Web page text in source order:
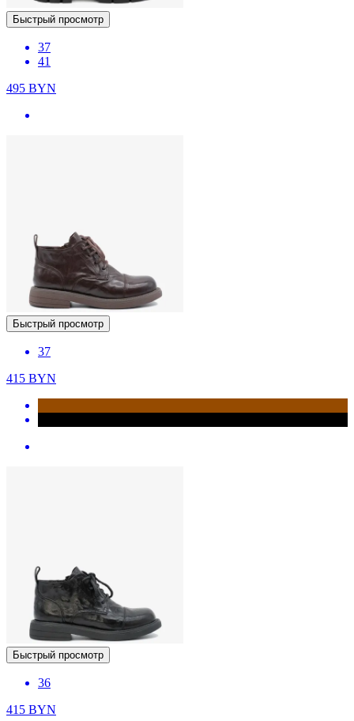
Быстрый просмотр
37
41
495 BYN
Быстрый просмотр
37
415 BYN
Быстрый просмотр
36
415 BYN